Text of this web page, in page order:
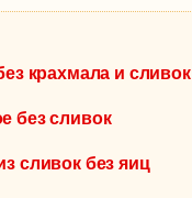
крахмала и сливок
без сливок
сливок без яиц